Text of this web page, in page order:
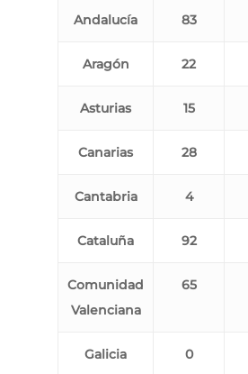
Andalucía 83
Aragón 22
Asturias 15
Canarias 28
Cantabria 4
Cataluña 92
Comunidad
Valenciana
65
Galicia 0